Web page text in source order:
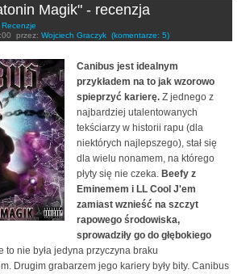
Magik" - recenzja
Recenzje
przez: Wojciech Graczyk (komentarze: 5)
Canibus jest idealnym
przykładem na to jak wzorowo
spieprzyć karierę. Z jednego z
najbardziej utalentowanych
tekściarzy w historii rapu (dla
niektórych najlepszego), stał się
dla wielu nonamem, na którego
płyty się nie czeka. Beefy z
Eminemem i LL Cool J'em
zamiast wznieść na szczyt
rapowego środowiska,
sprowadziły go do głębokiego
to nie była jedyna przyczyna braku
Drugim grabarzem jego kariery były bity. Canibus